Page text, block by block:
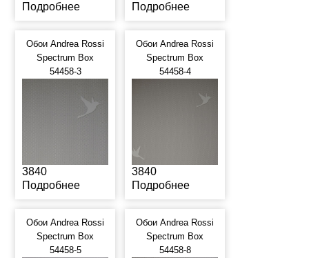
Подробнее
Подробнее
Обои Andrea Rossi
Spectrum Box
54458-3
3840
Подробнее
Обои Andrea Rossi
Spectrum Box
54458-4
3840
Подробнее
Обои Andrea Rossi
Spectrum Box
54458-5
Обои Andrea Rossi
Spectrum Box
54458-8